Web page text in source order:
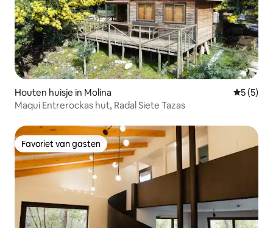
Houten huisje in Molina
5 (5)
Maqui Entrerockas hut, Radal Siete Tazas
Favoriet van gasten
Favoriet van gasten